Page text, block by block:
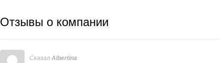
Отзывы о компании
Сказал Albertina